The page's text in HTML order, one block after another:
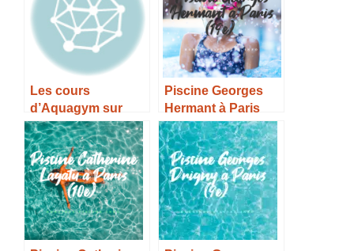
Les cours
d’Aquagym sur
Paris – Horaires et
Infos
Piscine Georges
Hermant à Paris
(19e) – Horaires,
Tarifs et Infos –